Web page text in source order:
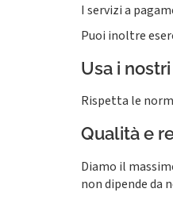
I servizi a
Puoi inoltre
Usa i
Rispetta le
Qualità e
Diamo il
non dipende da